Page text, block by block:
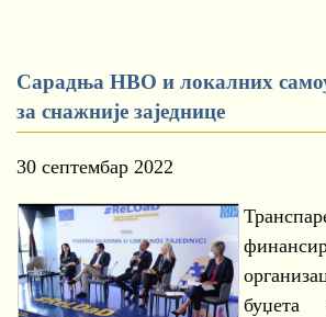
Сарадња НВО и локалних
за снажније заједнице
30 септембар 2022